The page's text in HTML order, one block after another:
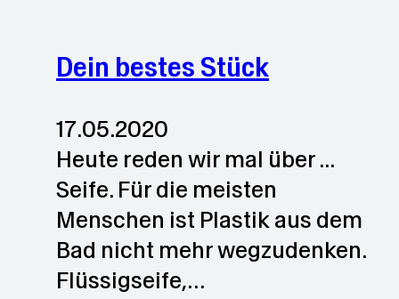
Dein bestes Stück
17.05.2020
Heute reden wir mal über ...
Seife. Für die meisten
Menschen ist Plastik aus dem
Bad nicht mehr wegzudenken.
Flüssigseife,…